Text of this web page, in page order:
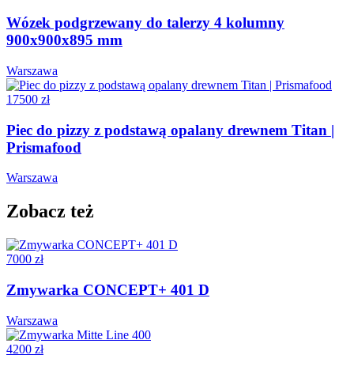
Wózek podgrzewany do talerzy 4 kolumny
900x900x895 mm
Warszawa
17500 zł
Piec do pizzy z podstawą opalany drewnem Titan |
Prismafood
Warszawa
Zobacz też
7000 zł
Zmywarka CONCEPT+ 401 D
Warszawa
4200 zł